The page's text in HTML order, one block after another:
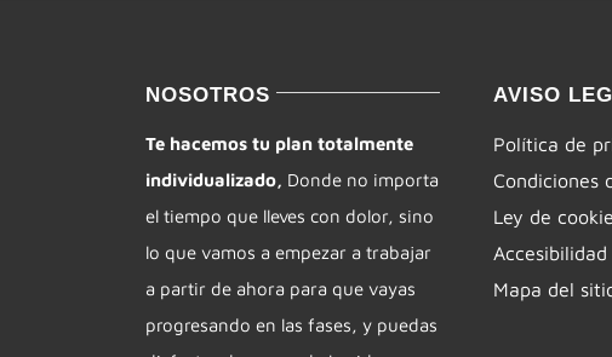
NOSOTROS
Te hacemos tu plan totalmente
individualizado, Donde no importa
el tiempo que lleves con dolor, sino
lo que vamos a empezar a trabajar
a partir de ahora para que vayas
progresando en las fases, y puedas
AVISO
Política de
Condiciones
Ley de
Accesibilidad
Mapa del